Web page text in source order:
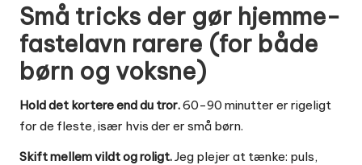
Små tricks der gør hjemme-
fastelavn rarere (for både
børn og voksne)
Hold det kortere end du tror.60-90 minutter er rigeligt
for de fleste, især hvis der er små børn.
Skift mellem vildt og roligt.Jeg plejer at tænke: puls,